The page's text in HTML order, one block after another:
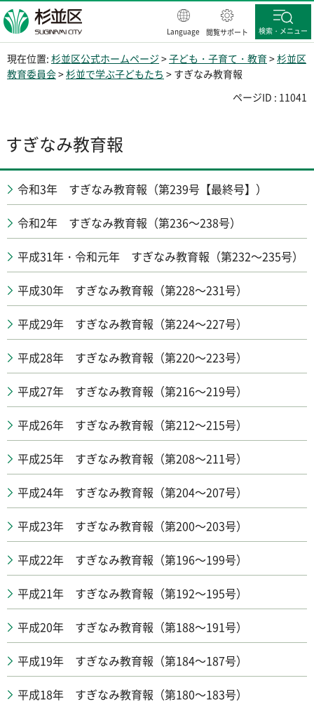
杉並区
Language 閲覧サポート 検索・メニュー
現在位置: 杉並区公式ホームページ >子ども・子育て・教育 >杉並区
教育委員会>杉並で学ぶ子どもたち > すぎなみ教育報
ページID : 11041
すぎなみ教育報
令和3年 すぎなみ教育報（第239号【最終号】）
令和2年 すぎなみ教育報（第236～238号）
平成31年・令和元年 すぎなみ教育報（第232～235号）
平成30年 すぎなみ教育報（第228～231号）
平成29年 すぎなみ教育報（第224～227号）
平成28年 すぎなみ教育報（第220～223号）
平成27年 すぎなみ教育報（第216～219号）
平成26年 すぎなみ教育報（第212～215号）
平成25年 すぎなみ教育報（第208～211号）
平成24年 すぎなみ教育報（第204～207号）
平成23年 すぎなみ教育報（第200～203号）
平成22年 すぎなみ教育報（第196～199号）
平成21年 すぎなみ教育報（第192～195号）
平成20年 すぎなみ教育報（第188～191号）
平成19年 すぎなみ教育報（第184～187号）
平成18年 すぎなみ教育報（第180～183号）